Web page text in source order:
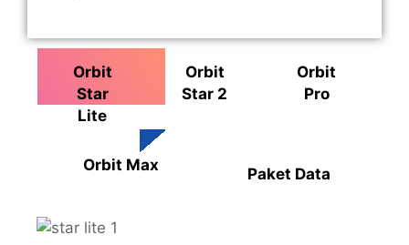
Orbit
Star
Lite
Orbit
Star 2
Orbit
Pro
Orbit Max Paket Data